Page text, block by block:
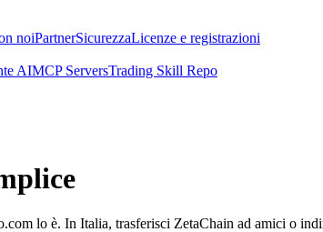
noiPartnerSicurezzaLicenze e registrazioni
AIMCP ServersTrading Skill Repo
lo è. In Italia, trasferisci ZetaChain ad amici o